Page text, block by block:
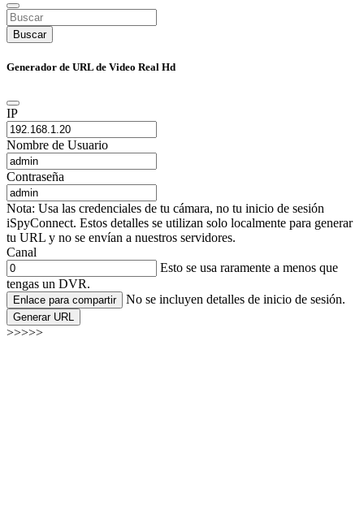
Buscar
Generador de URL de Video Real Hd
IP
Nombre de Usuario
Contraseña
Nota: Usa las credenciales de tu cámara, no tu inicio de sesión
iSpyConnect. Estos detalles se utilizan solo localmente para generar
tu URL y no se envían a nuestros servidores.
Canal
Esto se usa raramente a menos que
tengas un DVR.
Enlace para compartir No se incluyen detalles de inicio de sesión.
Generar URL
>>>>>